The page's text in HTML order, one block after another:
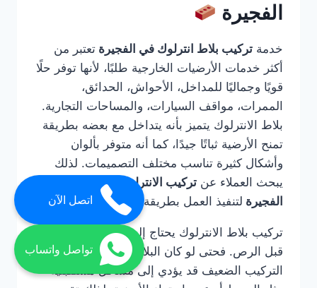
الفجيرة
خدمة تركيب بلاط انترلوك في الفجيرة تعتبر من
أكثر خدمات الأرضيات الخارجية طلبًا، لأنها توفر حلًا
قويًا وجماليًا للمداخل، الأحواش، الحدائق،
الممرات، مواقف السيارات، والمساحات التجارية.
بلاط الانترلوك يتميز بأنه يتداخل مع بعضه بطريقة
تمنح الأرضية ثباتًا جيدًا، كما أنه متوفر بألوان
وأشكال كثيرة تناسب مختلف التصميمات. لذلك
يبحث العملاء عن تركيب الانترلوك ارضيات في
الفجيرة لتنفيذ العمل بطريقة صحيحة واحترافية.
تركيب بلاط الانترلوك يحتاج إلى خبرة في التأسيس
قبل الرص. فحتى لو كان البلاط عالي الجودة، فإن
التركيب الضعيف قد يؤدي إلى مشاكل مستقبلية
اتصل الآن
تواصل واتساب